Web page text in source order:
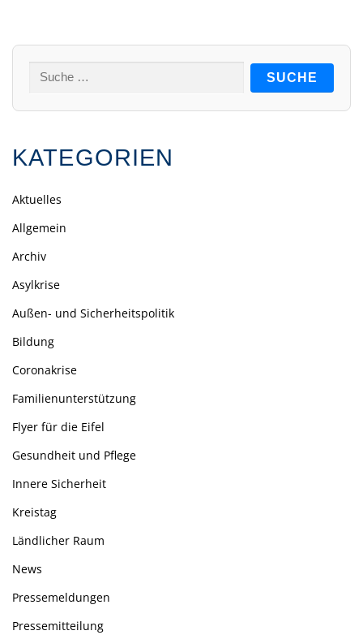
Suche
KATEGORIEN
Aktuelles
Allgemein
Archiv
Asylkrise
Außen- und Sicherheitspolitik
Bildung
Coronakrise
Familienunterstützung
Flyer für die Eifel
Gesundheit und Pflege
Innere Sicherheit
Kreistag
Ländlicher Raum
News
Pressemeldungen
Pressemitteilung